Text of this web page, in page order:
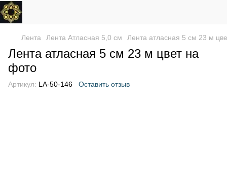
Лента Лента Атласная 5,0 см Лента атласная 5 см 23 м
Лента атласная 5 см 23 м цвет на
фото
Артикул: LA-50-146 Оставить отзыв